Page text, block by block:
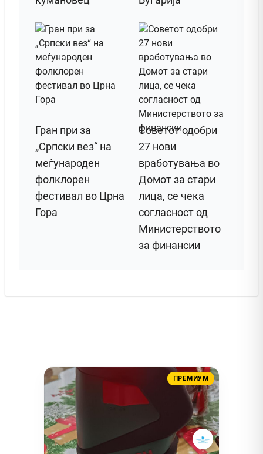
Гран при за
„Српски вез“ на
меѓународен
фолклорен
фестивал во Црна
Гора
Советот одобри
27 нови
вработувања во
Домот за стари
лица, се чека
согласност од
Министерството
за финансии
ПРЕМИУМ